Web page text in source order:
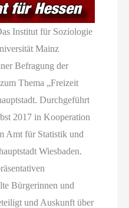
Institut für Soziologie
Mainz
Befragung der
Thema „Freizeit
Durchgeführt
2017 in Kooperation
Amt für Statistik und
Wiesbaden.
Bürgerinnen und
und Auskunft über